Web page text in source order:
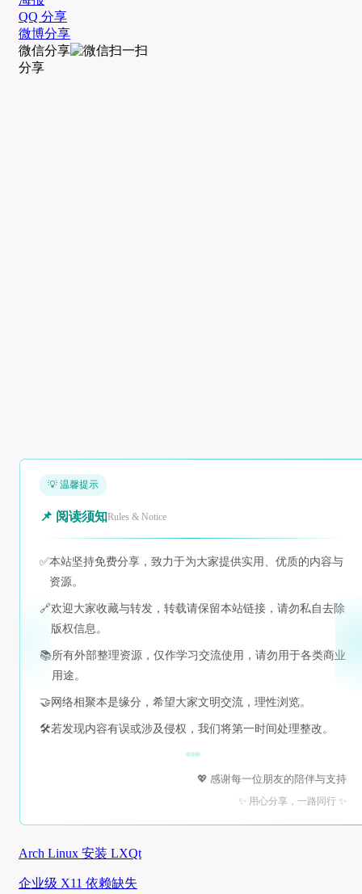
QQ 分享
微博分享
微信分享
分享
💡 温馨提示
📌 阅读须知Rules & Notice
✅本站坚持免费分享，致力于为大家提供实用、优质的内容与
资源。
🔗欢迎大家收藏与转发，转载请保留本站链接，请勿私自去除
版权信息。
📚所有外部整理资源，仅作学习交流使用，请勿用于各类商业
用途。
🤝 网络相聚本是缘分，希望大家文明交流，理性浏览。
🛠️若发现内容有误或涉及侵权，我们将第一时间处理整改。
💖 感谢每一位朋友的陪伴与支持
✨ 用心分享，一路同行 ✨
Arch Linux 安装 LXQt
企业级 X11 依赖缺失